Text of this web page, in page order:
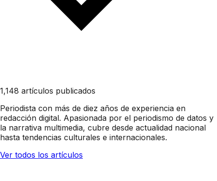
1,148 artículos publicados
Periodista con más de diez años de experiencia en
redacción digital. Apasionada por el periodismo de datos y
la narrativa multimedia, cubre desde actualidad nacional
hasta tendencias culturales e internacionales.
Ver todos los artículos